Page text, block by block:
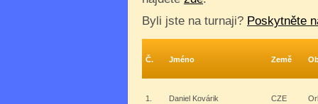
Byli jste na turnaji? Poskytněte
Č. Jméno Země
1. Daniel Kovárik CZE